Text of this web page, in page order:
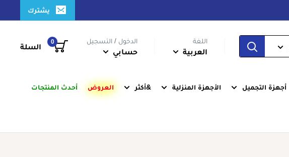
يشترك
اللغة
العربية
الدخول / التسجيل
حسابي
0
السلة
أجهزة التجميل الأجهزة المنزلية &أكثر العروض أحدث المنتجات